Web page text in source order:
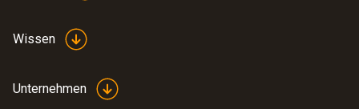
Wissen
Unternehmen